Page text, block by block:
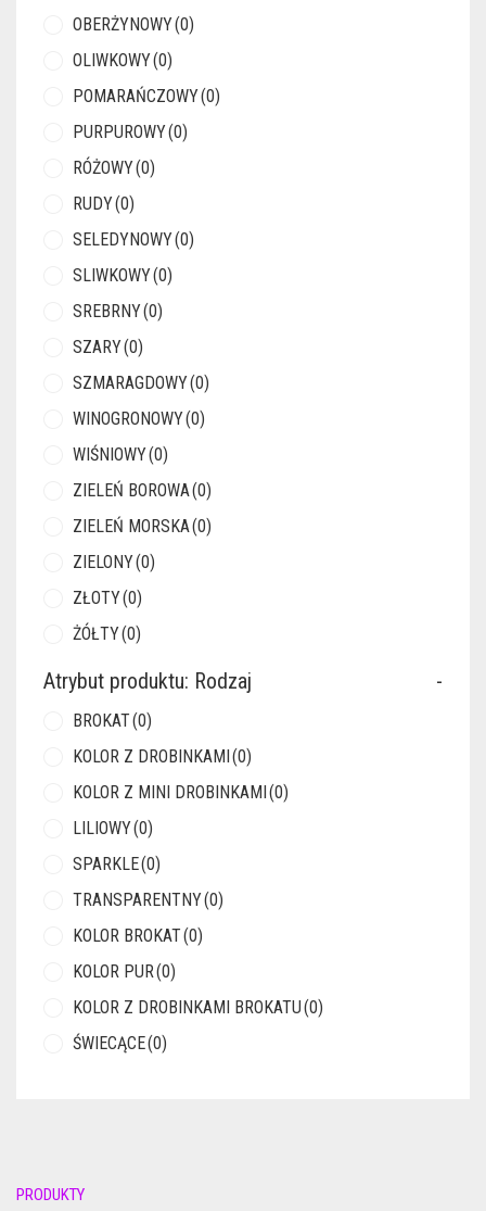
OBERŻYNOWY(0)
OLIWKOWY(0)
POMARAŃCZOWY(0)
PURPUROWY(0)
RÓŻOWY(0)
RUDY(0)
SELEDYNOWY(0)
SLIWKOWY(0)
SREBRNY(0)
SZARY(0)
SZMARAGDOWY(0)
WINOGRONOWY(0)
WIŚNIOWY(0)
ZIELEŃ BOROWA(0)
ZIELEŃ MORSKA(0)
ZIELONY(0)
ZŁOTY(0)
ŻÓŁTY(0)
Atrybut produktu: Rodzaj -
BROKAT(0)
KOLOR Z DROBINKAMI(0)
KOLOR Z MINI DROBINKAMI(0)
LILIOWY(0)
SPARKLE(0)
TRANSPARENTNY(0)
KOLOR BROKAT(0)
KOLOR PUR(0)
KOLOR Z DROBINKAMI BROKATU(0)
ŚWIECĄCE(0)
PRODUKTY